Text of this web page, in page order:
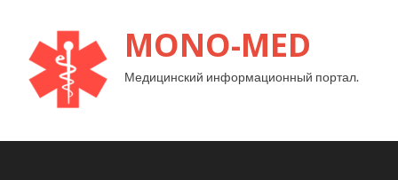
MONO-MED
Медицинский информационный портал.